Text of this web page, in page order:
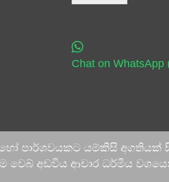
Chat on WhatsApp
පාර්ශවයකට යම්කිසි අගතියක්
අඩවිය ආචාර ධර්මීය වශයෙන්